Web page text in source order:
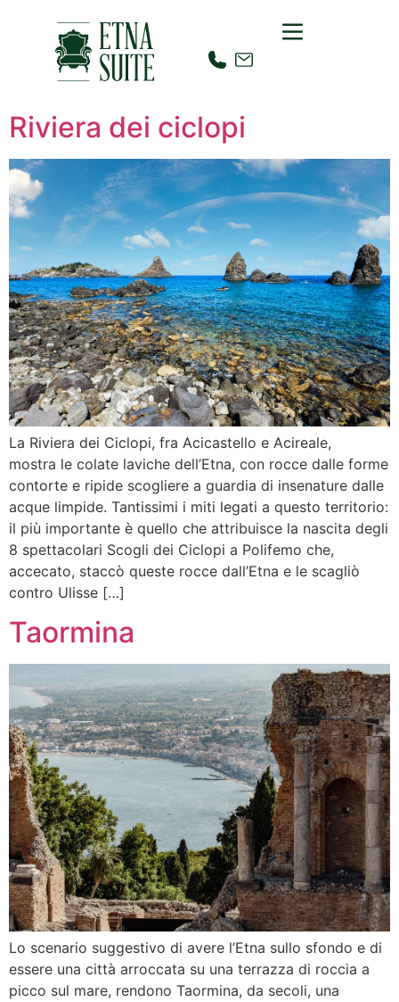
Riviera dei ciclopi
La Riviera dei Ciclopi, fra Acicastello e Acireale,
mostra le colate laviche dell’Etna, con rocce dalle forme
contorte e ripide scogliere a guardia di insenature dalle
acque limpide. Tantissimi i miti legati a questo territorio:
il più importante è quello che attribuisce la nascita degli
8 spettacolari Scogli dei Ciclopi a Polifemo che,
accecato, staccò queste rocce dall’Etna e le scagliò
contro Ulisse […]
Taormina
Lo scenario suggestivo di avere l’Etna sullo sfondo e di
essere una città arroccata su una terrazza di roccia a
picco sul mare, rendono Taormina, da secoli, una